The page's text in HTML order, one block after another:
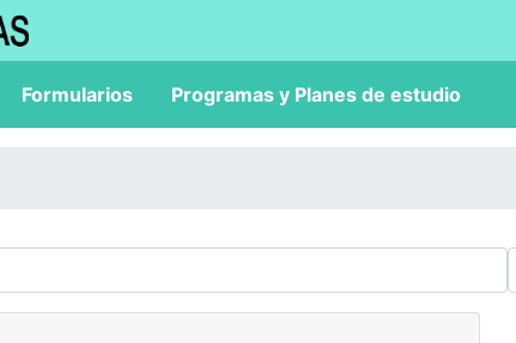
Formularios Programas y Planes de estudio